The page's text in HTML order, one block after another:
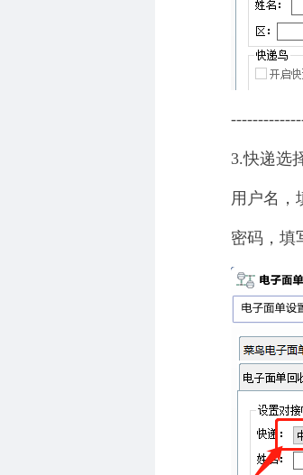
3.快递选
用户名，
密码，填